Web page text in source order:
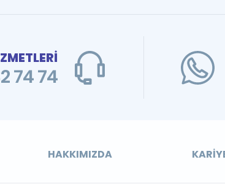
74 74
HAKKIMIZDA